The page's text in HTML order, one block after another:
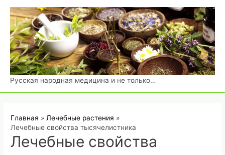
Перейти
содержимому
Русская народная медицина и не только…
Главная
Лечебные растения
Лечебные свойства тысячелистника
Лечебные свойства